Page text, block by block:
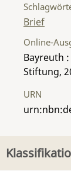
Brief
Online-
Bayreuth
Stiftung,
URN